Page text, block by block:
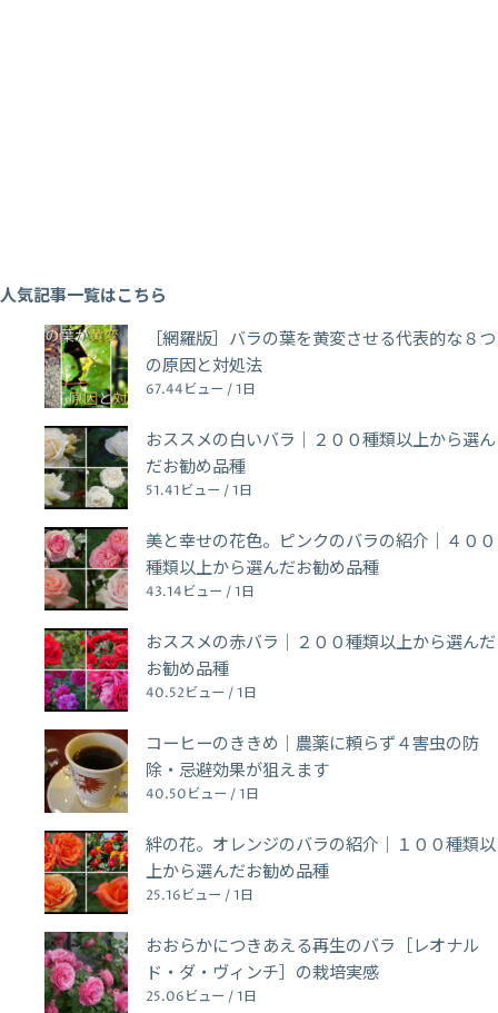
人気記事一覧はこちら
［網羅版］バラの葉を黄変させる代表的な８つ
の原因と対処法
67.44ビュー / 1日
おススメの白いバラ｜２００種類以上から選ん
だお勧め品種
51.41ビュー / 1日
美と幸せの花色。ピンクのバラの紹介｜４００
種類以上から選んだお勧め品種
43.14ビュー / 1日
おススメの赤バラ｜２００種類以上から選んだ
お勧め品種
40.52ビュー / 1日
コーヒーのききめ｜農薬に頼らず４害虫の防
除・忌避効果が狙えます
40.50ビュー / 1日
絆の花。オレンジのバラの紹介｜１００種類以
上から選んだお勧め品種
25.16ビュー / 1日
おおらかにつきあえる再生のバラ［レオナル
ド・ダ・ヴィンチ］の栽培実感
25.06ビュー / 1日